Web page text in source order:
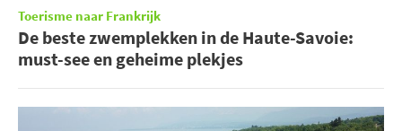
Toerisme naar Frankrijk
De beste zwemplekken in de Haute-Savoie:
must-see en geheime plekjes